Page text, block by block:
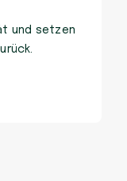
und setzen